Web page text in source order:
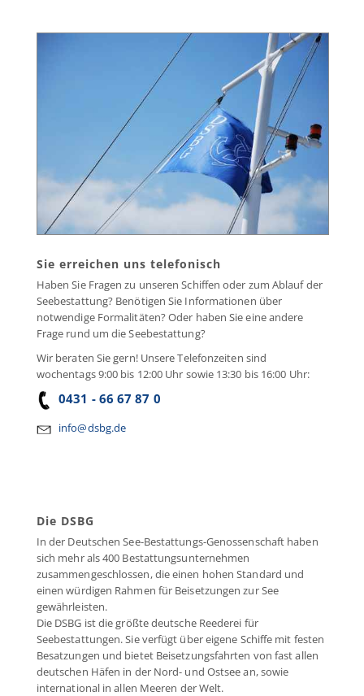
Sie erreichen uns telefonisch
Haben Sie Fragen zu unseren Schiffen oder zum Ablauf der
Seebestattung? Benötigen Sie Informationen über
notwendige Formalitäten? Oder haben Sie eine andere
Frage rund um die Seebestattung?
Wir beraten Sie gern! Unsere Telefonzeiten sind
wochentags 9:00 bis 12:00 Uhr sowie 13:30 bis 16:00 Uhr:
0431 - 66 67 87 0
info@dsbg.de
Die DSBG
In der Deutschen See-Bestattungs-Genossenschaft haben
sich mehr als 400 Bestattungsunternehmen
zusammengeschlossen, die einen hohen Standard und
einen würdigen Rahmen für Beisetzungen zur See
gewährleisten.
Die DSBG ist die größte deutsche Reederei für
Seebestattungen. Sie verfügt über eigene Schiffe mit festen
Besatzungen und bietet Beisetzungsfahrten von fast allen
deutschen Häfen in der Nord- und Ostsee an, sowie
international in allen Meeren der Welt.